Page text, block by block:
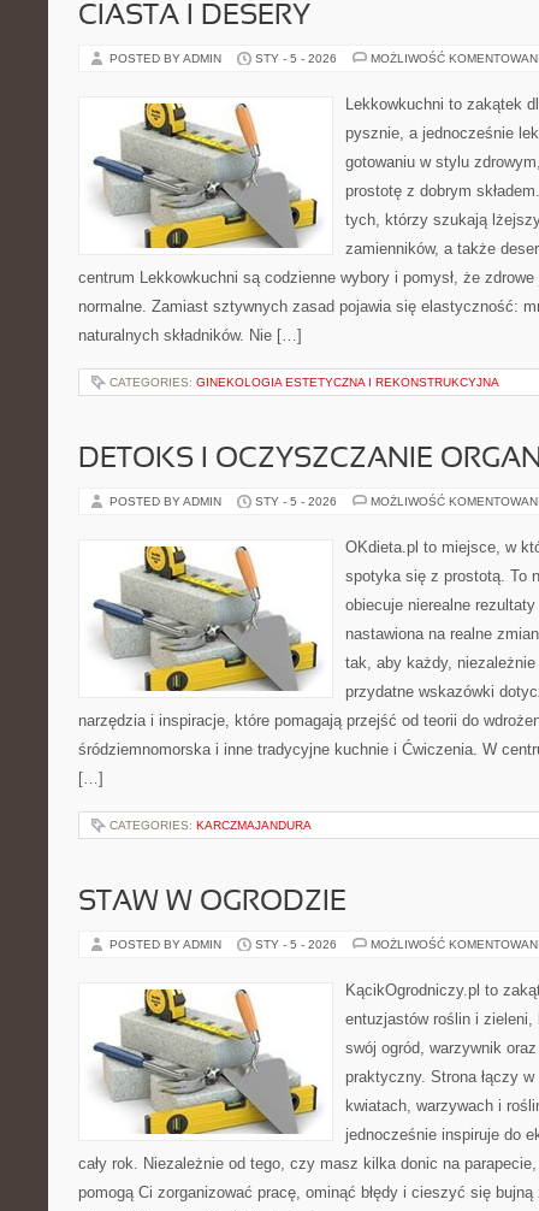
CIASTA I DESERY
POSTED BY ADMIN STY - 5 - 2026 MOŻLIWOŚĆ
Lekkowkuchni to zakątek
pysznie, a jednocześnie
gotowaniu w stylu
prostotę z dobrym
tych, którzy szukają
zamienników, a także
centrum Lekkowkuchni są codzienne wybory i pomysł, że
normalne. Zamiast sztywnych zasad pojawia się elastyczność:
naturalnych składników. Nie […]
CATEGORIES: GINEKOLOGIA ESTETYCZNA I REKONSTRUKCYJNA
DETOKS I OCZYSZCZANIE
POSTED BY ADMIN STY - 5 - 2026 MOŻLIWOŚĆ
OKdieta.pl to miejsce, w
spotyka się z prostotą. To
obiecuje nierealne
nastawiona na realne
tak, aby każdy,
przydatne wskazówki
narzędzia i inspiracje, które pomagają przejść od teorii do
śródziemnomorska i inne tradycyjne kuchnie i Ćwiczenia. W
[…]
CATEGORIES: KARCZMAJANDURA
STAW W OGRODZIE
POSTED BY ADMIN STY - 5 - 2026 MOŻLIWOŚĆ
KącikOgrodniczy.pl to
entuzjastów roślin i
swój ogród, warzywnik
praktyczny. Strona łączy
kwiatach, warzywach i
jednocześnie inspiruje do
cały rok. Niezależnie od tego, czy masz kilka donic na
pomogą Ci zorganizować pracę, ominąć błędy i cieszyć się